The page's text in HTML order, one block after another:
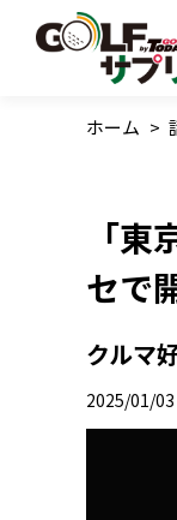
ホーム >
「
セで
クルマ
2025/01/03